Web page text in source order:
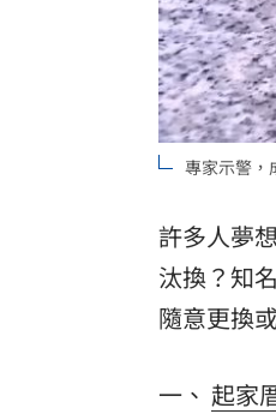
台彩父親節
「拍片人的
8國球員齊
專家示警，
許多人夢
汰換？知
隨意更換
一、 起家